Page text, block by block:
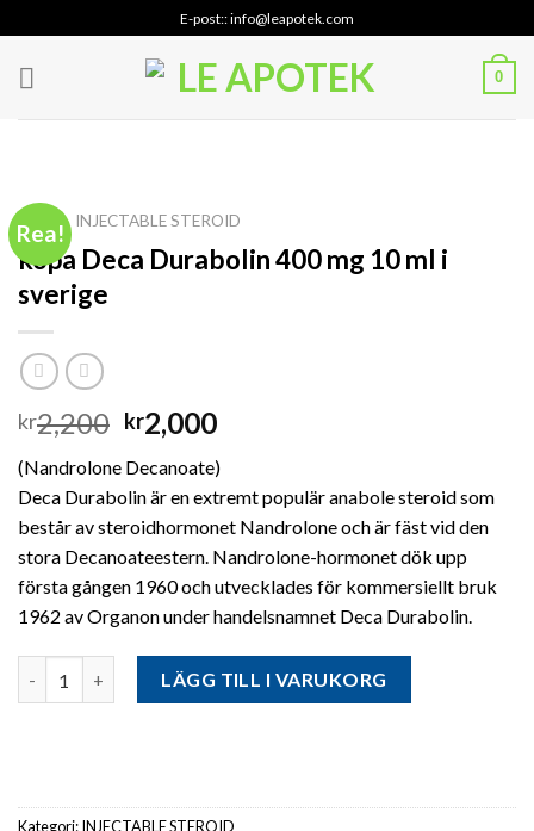
to
content
E-post:: info@leapotek.com
0
Rea!/ INJECTABLE STEROID
köpa Deca Durabolin 400 mg 10 ml i
sverige
kr2,200 Det
ursprungliga
priset
var:
kr2,200.
kr2,000Det
priset
är:
kr2,000.
(Nandrolone Decanoate)
Deca Durabolin är en extremt populär anabole steroid som
består av steroidhormonet Nandrolone och är fäst vid den
stora Decanoateestern. Nandrolone-hormonet dök upp
första gången 1960 och utvecklades för kommersiellt bruk
1962 av Organon under handelsnamnet Deca Durabolin.
LÄGG TILL I VARUKORG
Kategori:INJECTABLE STEROID